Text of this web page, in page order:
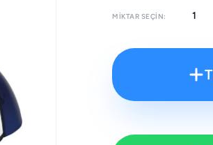
MIKTAR SEÇIN: